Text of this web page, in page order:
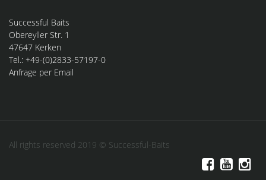
Successful Baits
Obereyller Str. 1
47647 Kerken
Tel.: +49-(0)2833-57197-0
Anfrage per Email
All rights reserved 2019 © Successful-Baits